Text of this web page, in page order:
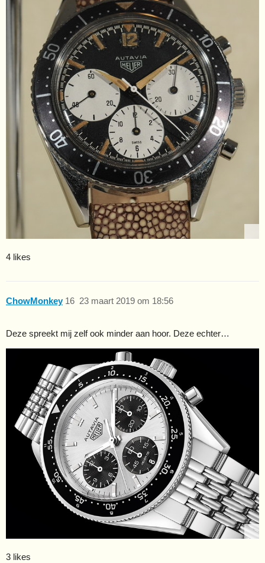
4 likes
ChowMonkey 23 maart 2019 om 18:56
16
Deze spreekt mij zelf ook minder aan hoor. Deze echter…
3 likes